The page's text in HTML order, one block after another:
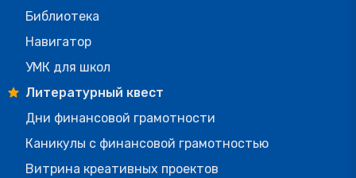
Библиотека
Навигатор
УМК для школ
Литературный квест
Дни финансовой грамотности
Каникулы с финансовой грамотностью
Витрина креативных проектов